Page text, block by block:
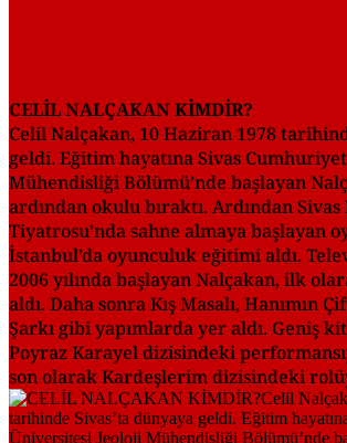
CELİL NALÇAKAN KİMDİR?
Celil Nalçakan, 10 Haziran 1978
geldi. Eğitim hayatına Sivas
Mühendisliği Bölümü’nde başlayan
ardından okulu bıraktı. Ardından
Tiyatrosu’nda sahne almaya başlayan
İstanbul’da oyunculuk eğitimi aldı.
2006 yılında başlayan Nalçakan, ilk
aldı. Daha sonra Kış Masalı, Hanımın
Şarkı gibi yapımlarda yer aldı. Geniş
Poyraz Karayel dizisindeki
son olarak Kardeşlerim dizisindeki